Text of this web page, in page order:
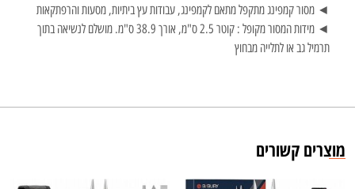
◄ מסור קמפינג מתקפל מתאם לקמפינג, עבודות עץ ביתיות, מסעות והרפתקאות
◄ מידות המסור מקופל : קוטר 2.5 ס"מ, אורך 38.9 ס"מ. מושלם לנשיאה בתוך
תרמיל גב או לתלייה מבחוץ
מוצרים קשורים